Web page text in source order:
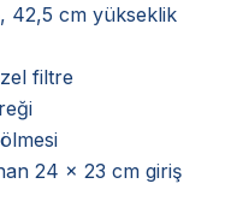
42,5 cm yükseklik
filtre
24 x 23 cm giriş